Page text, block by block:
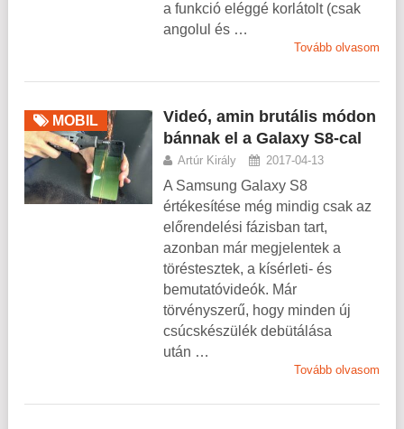
a funkció eléggé korlátolt (csak
angolul és …
Tovább olvasom
MOBIL
Videó, amin brutális módon
bánnak el a Galaxy S8-cal
Artúr Király 2017-04-13
A Samsung Galaxy S8
értékesítése még mindig csak az
előrendelési fázisban tart,
azonban már megjelentek a
töréstesztek, a kísérleti- és
bemutatóvideók. Már
törvényszerű, hogy minden új
csúcskészülék debütálása
után …
Tovább olvasom